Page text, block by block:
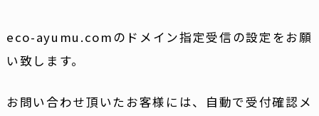
eco-ayumu.comのドメイン指定受信の設定をお願
い致します。
お問い合わせ頂いたお客様には、自動で受付確認メ